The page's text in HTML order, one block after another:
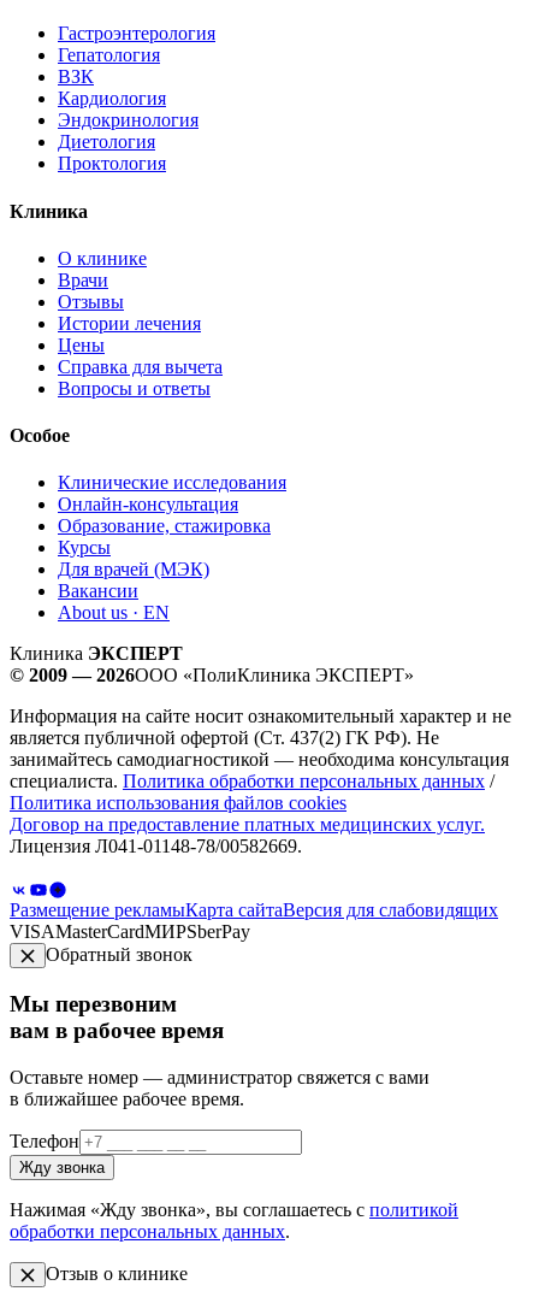
Гастроэнтерология
Гепатология
ВЗК
Кардиология
Эндокринология
Диетология
Проктология
Клиника
О клинике
Врачи
Отзывы
Истории лечения
Цены
Справка для вычета
Вопросы и ответы
Особое
Клинические исследования
Онлайн-консультация
Образование, стажировка
Курсы
Для врачей (МЭК)
Вакансии
About us · EN
Клиника ЭКСПЕРТ
© 2009 — 2026ООО «ПолиКлиника ЭКСПЕРТ»
Информация на сайте носит ознакомительный характер и не
является публичной офертой (Ст. 437(2) ГК РФ). Не
занимайтесь самодиагностикой — необходима консультация
специалиста. Политика обработки персональных данных /
Политика использования файлов cookies
Договор на предоставление платных медицинских услуг.
Лицензия Л041-01148-78/00582669.
Размещение рекламыКарта сайтаВерсия для слабовидящих
VISAMasterCardМИРSberPay
Обратный звонок
Мы перезвоним
вам в рабочее время
Оставьте номер — администратор свяжется с вами
в ближайшее рабочее время.
Телефон
Жду звонка
Нажимая «Жду звонка», вы соглашаетесь с политикой
обработки персональных данных.
Отзыв о клинике